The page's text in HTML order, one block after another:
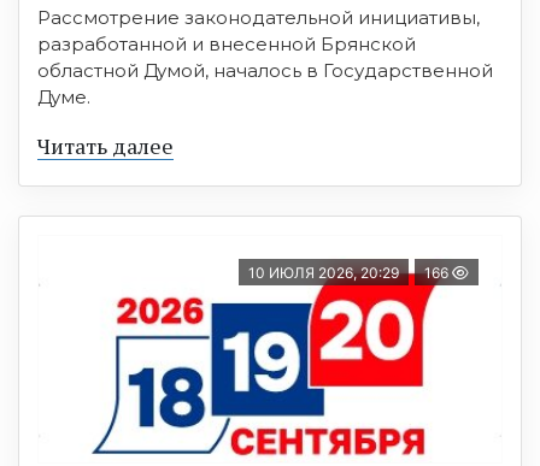
Рассмотрение законодательной инициативы,
разработанной и внесенной Брянской
областной Думой, началось в Государственной
Думе.
Читать далее
10 ИЮЛЯ 2026, 20:29 166